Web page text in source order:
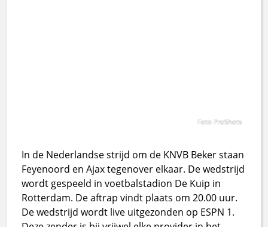
Foto ProShots
In de Nederlandse strijd om de KNVB Beker staan
Feyenoord en Ajax tegenover elkaar. De wedstrijd
wordt gespeeld in voetbalstadion De Kuip in
Rotterdam. De aftrap vindt plaats om 20.00 uur.
De wedstrijd wordt live uitgezonden op ESPN 1.